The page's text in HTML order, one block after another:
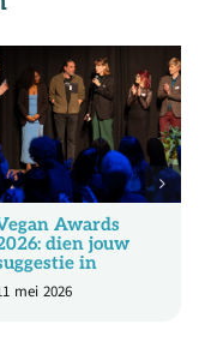
Awards
dien jouw
in
mei 2026